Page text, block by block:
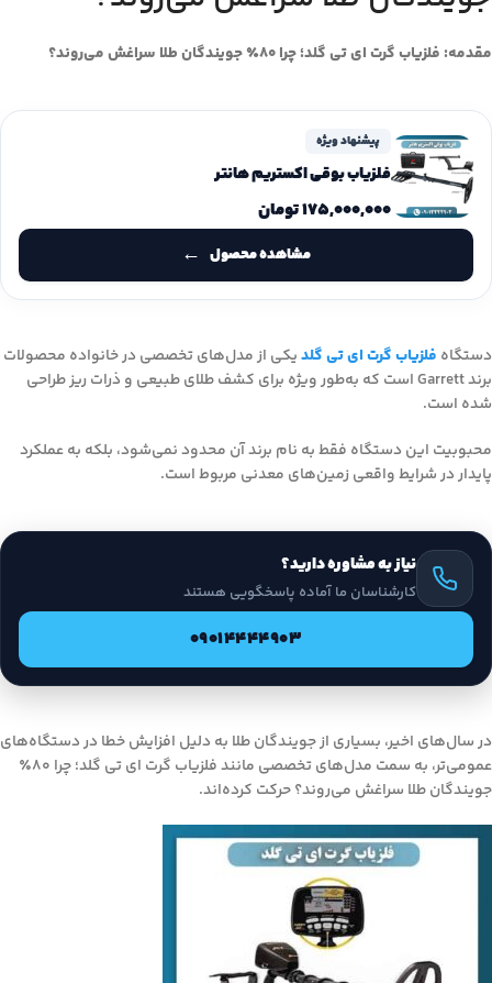
مقدمه: فلزیاب گرت ای تی گلد؛ چرا ۸۰٪ جویندگان طلا سراغش می‌روند؟
پیشنهاد ویژه
فلزیاب بوقی اکستریم هانتر
۱۷۵,۰۰۰,۰۰۰تومان
مشاهده محصول
دستگاه فلزیاب گرت ای تی گلدیکی از مدل‌های تخصصی در خانواده محصولات
برند Garrett است که به‌طور ویژه برای کشف طلای طبیعی و ذرات ریز طراحی
شده است.
محبوبیت این دستگاه فقط به نام برند آن محدود نمی‌شود، بلکه به عملکرد
پایدار در شرایط واقعی زمین‌های معدنی مربوط است.
نیاز به مشاوره دارید؟
کارشناسان ما آماده پاسخگویی هستند
09014444903
در سال‌های اخیر، بسیاری از جویندگان طلا به دلیل افزایش خطا در دستگاه‌های
عمومی‌تر، به سمت مدل‌های تخصصی مانند فلزیاب گرت ای تی گلد؛ چرا ۸۰٪
جویندگان طلا سراغش می‌روند؟ حرکت کرده‌اند.